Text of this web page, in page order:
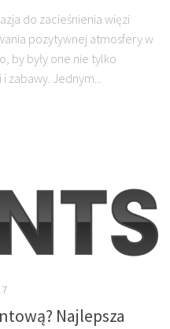
do zacieśnienia więzi
pozytywnej atmosfery w
by były one nie tylko
Jednym...
Najlepsza